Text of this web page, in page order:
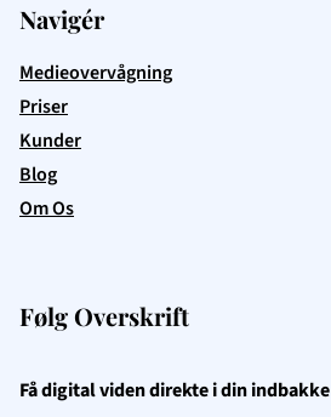
Navigér
Medieovervågning
Priser
Kunder
Blog
Om Os
Følg Overskrift
Få digital viden direkte i din indbakke